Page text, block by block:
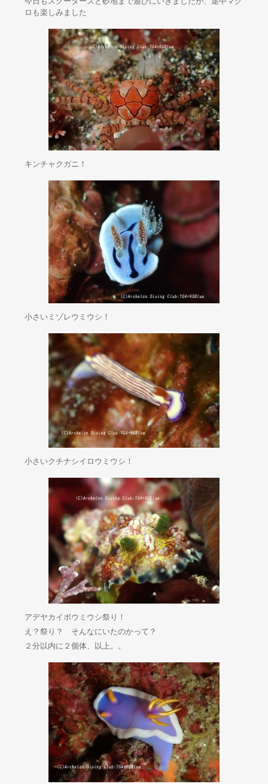
ロも楽しみました
キンチャクガニ！
小さいミゾレウミウシ！
小さいクチナシイロウミウシ！
アデヤカイボウミウシ祭り！
え？祭り？ そんなにいたのかって？
２分以内に２個体、以上。。